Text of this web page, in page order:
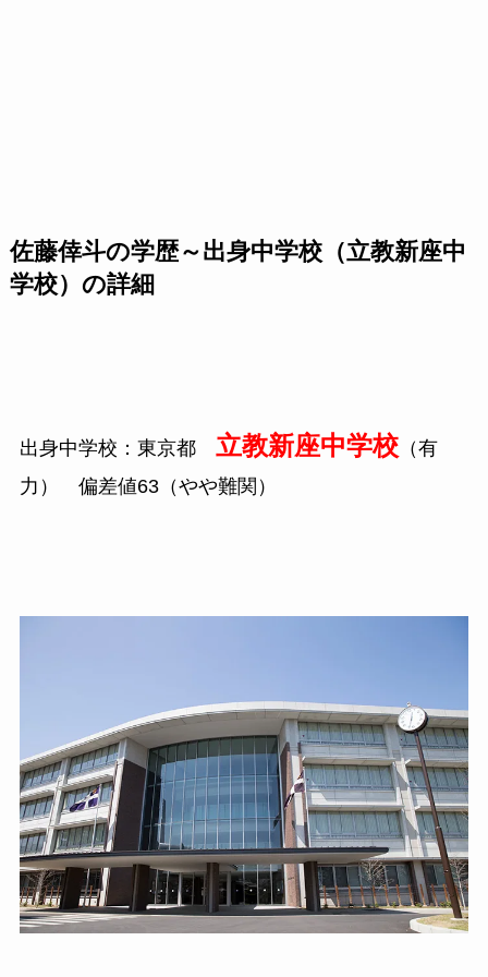
佐藤倖斗の学歴～出身中学校（立教新座中
学校）の詳細
出身中学校：東京都 立教新座中学校（有
力） 偏差値63（やや難関）